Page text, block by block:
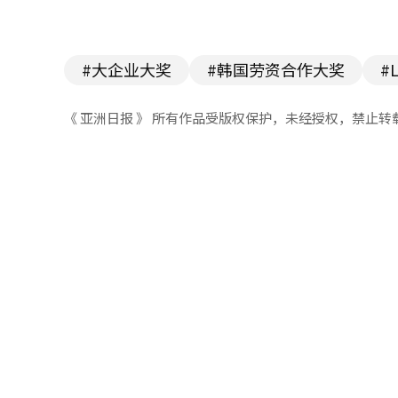
#大企业大奖 #韩国劳资合作大奖
《 亚洲日报 》 所有作品受版权保护，未经授权，禁止转